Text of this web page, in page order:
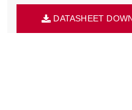
DATASHEET